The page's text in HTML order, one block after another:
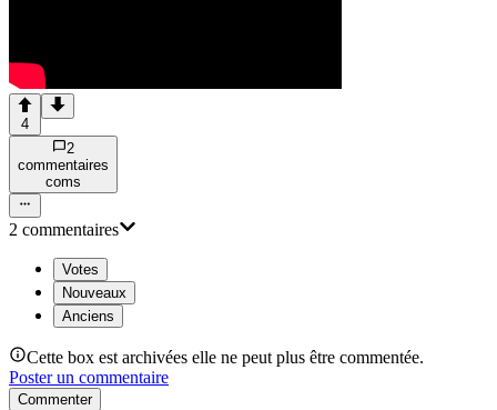
4
2
commentaires
coms
2 commentaires
Votes
Nouveaux
Anciens
Cette box est archivées elle ne peut plus être commentée.
Poster un commentaire
Commenter